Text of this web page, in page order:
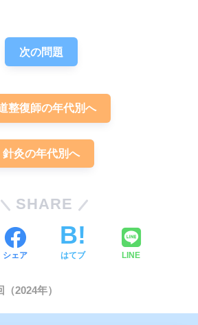
イルスに関するＱ＆Ａ
次の問題
整復師の年代別へ
針灸の年代別へ
SHARE
シェア はてブ LINE
（2024年）